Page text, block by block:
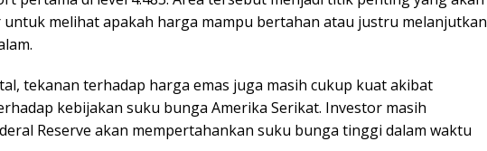
melihat apakah harga mampu bertahan atau justru melanjutkan
tekanan terhadap harga emas juga masih cukup kuat akibat
kebijakan suku bunga Amerika Serikat. Investor masih
Reserve akan mempertahankan suku bunga tinggi dalam waktu